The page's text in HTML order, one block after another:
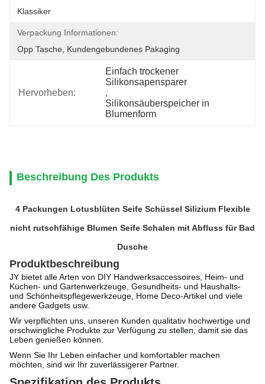
Klassiker
Verpackung Informationen:
Opp Tasche, Kundengebundenes Pakaging
Hervorheben:
Einfach trockener
Silikonsapensparer
,
Silikonsäuberspeicher in
Blumenform
Beschreibung Des Produkts
4 Packungen Lotusblüten Seife Schüssel Silizium Flexible
nicht rutschfähige Blumen Seife Schalen mit Abfluss für Bad
Dusche
Produktbeschreibung
JY bietet alle Arten von DIY Handwerksaccessoires, Heim- und
Küchen- und Gartenwerkzeuge, Gesundheits- und Haushalts-
und Schönheitspflegewerkzeuge, Home Deco-Artikel und viele
andere Gadgets usw.
Wir verpflichten uns, unseren Kunden qualitativ hochwertige und
erschwingliche Produkte zur Verfügung zu stellen, damit sie das
Leben genießen können.
Wenn Sie Ihr Leben einfacher und komfortabler machen
möchten, sind wir Ihr zuverlässigerer Partner.